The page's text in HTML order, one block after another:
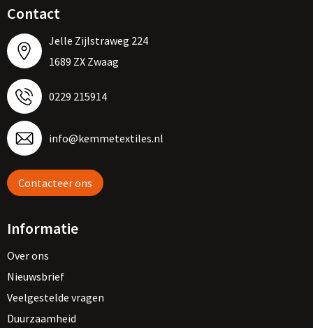
Contact
Jelle Zijlstraweg 224
1689 ZX Zwaag
0229 215914
info@kemmetextiles.nl
Contacteer ons
Informatie
Over ons
Nieuwsbrief
Veelgestelde vragen
Duurzaamheid